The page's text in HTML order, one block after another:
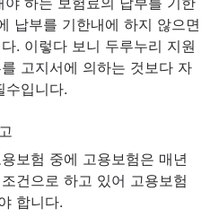
납부를 기한내에 하지 않으면
. 이렇다 보니 두루누리 지원
고지서에 의하는 것보다 자
수입니다.
보험 중에 고용보험은 매년
건으로 하고 있어 고용보험
합니다.